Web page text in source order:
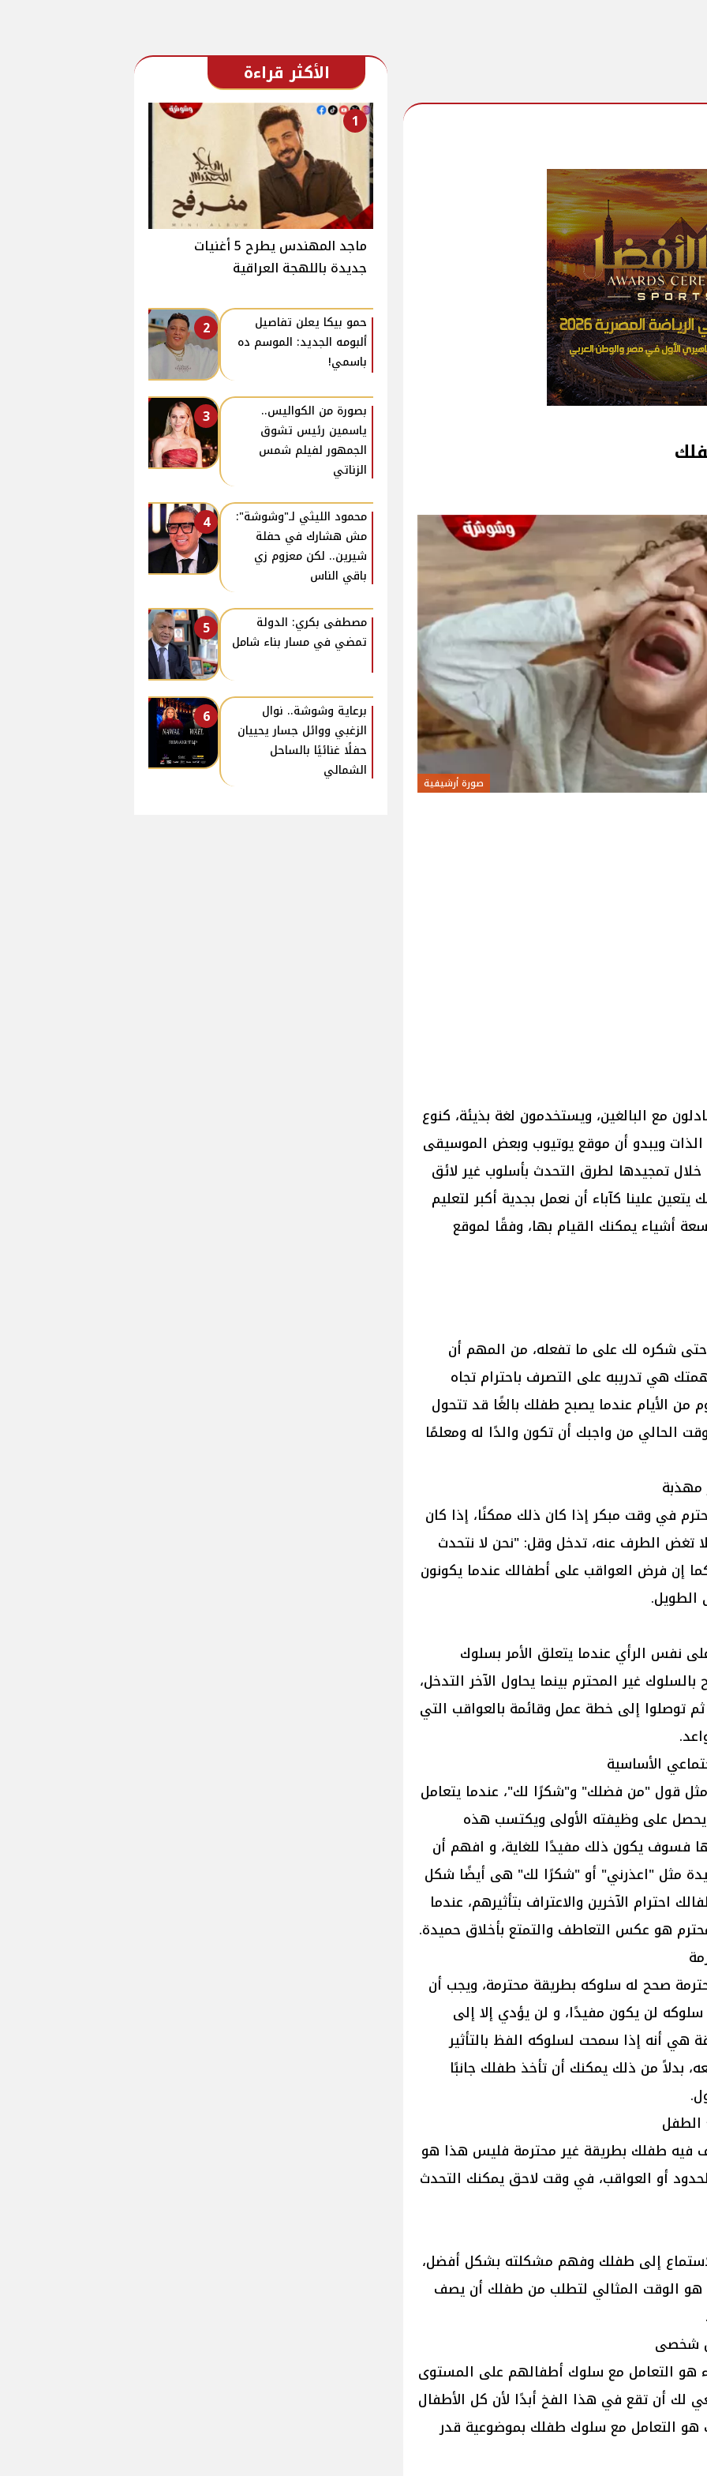
صورة أرشيفية
مع البالغين، ويستخدمون لغة بذيئة، كنوع
الذات ويبدو أن موقع يوتيوب وبعض الموسيقى
خلال تمجيدها لطرق التحدث بأسلوب غير لائق
يتعين علينا كآباء أن نعمل بجدية أكبر لتعليم
أشياء يمكنك القيام بها، وفقًا لموقع
حتى شكره لك على ما تفعله، من المهم أن
هي تدريبه على التصرف باحترام تجاه
الأيام عندما يصبح طفلك بالغًا قد تتحول
الحالي من واجبك أن تكون والدًا له ومعلمًا
مهذبة
في وقت مبكر إذا كان ذلك ممكنًا، إذا كان
تغض الطرف عنه، تدخل وقل: "نحن لا نتحدث
إن فرض العواقب على أطفالك عندما يكونون
الطويل.
نفس الرأي عندما يتعلق الأمر بسلوك
غير المحترم بينما يحاول الآخر التدخل،
توصلوا إلى خطة عمل وقائمة بالعواقب التي
الأساسية
قول "من فضلك" و"شكرًا لك"، عندما يتعامل
على وظيفته الأولى ويكتسب هذه
فسوف يكون ذلك مفيدًا للغاية، و افهم أن
مثل "اعذرني" أو "شكرًا لك" هى أيضًا شكل
احترام الآخرين والاعتراف بتأثيرهم، عندما
هو عكس التعاطف والتمتع بأخلاق حميدة.
صحح له سلوكه بطريقة محترمة، ويجب أن
سلوكه لن يكون مفيدًا، و لن يؤدي إلا إلى
هي أنه إذا سمحت لسلوكه الفظ بالتأثير
بدلاً من ذلك يمكنك أن تأخذ طفلك جانبًا
الطفل
طفلك بطريقة غير محترمة فليس هذا هو
أو العواقب، في وقت لاحق يمكنك التحدث
إلى طفلك وفهم مشكلته بشكل أفضل،
هو الوقت المثالي لتطلب من طفلك أن يصف
شخصى
هو التعامل مع سلوك أطفالهم على المستوى
لك أن تقع في هذا الفخ أبدًا لأن كل الأطفال
هو التعامل مع سلوك طفلك بموضوعية قدر
الأكثر قراءة
1
ماجد المهندس يطرح 5 أغنيات
جديدة باللهجة العراقية
2
حمو بيكا يعلن تفاصيل
ألبومه الجديد: الموسم ده
باسمي!
3
بصورة من الكواليس..
ياسمين رئيس تشوق
الجمهور لفيلم شمس
الزناتي
4
محمود الليثي لـ"وشوشة":
مش هشارك في حفلة
شيرين.. لكن معزوم زي
باقي الناس
5
مصطفى بكري: الدولة
تمضي في مسار بناء شامل
6
برعاية وشوشة.. نوال
الزغبي ووائل جسار يحييان
حفلًا غنائيًا بالساحل
الشمالي